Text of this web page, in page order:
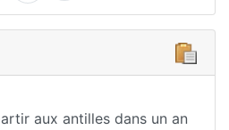
aux antilles dans un an